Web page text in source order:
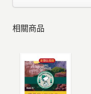
相關商品